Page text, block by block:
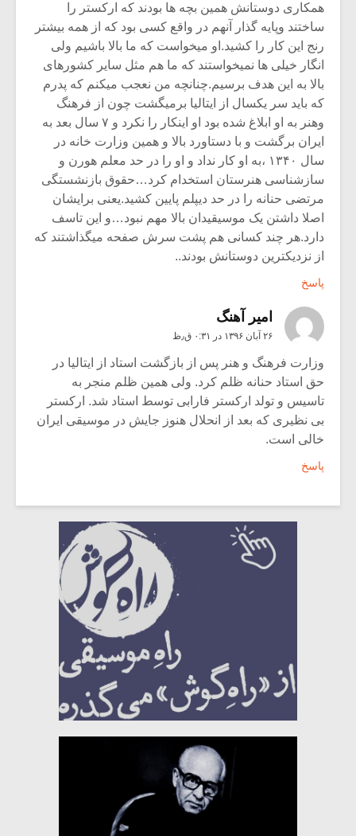
همکاری دوستانش همین بچه ها بودند که ارکستر را
ساختند وپایه گذار آنهم در واقع کسی بود که از همه بیشتر
رنج این کار را کشید.او میخواست که ما بالا باشیم ولی
انگار خیلی ها نمیخواستند که ما هم مثل سایر کشورهای
بالا به این هدف برسیم.چنانچه من نعجب میکنم که پدرم
که باید سر یکسال از ایتالیا برمیگشت چون از فرهنگ
وهنر به او ابلاغ شده بود او اینکار را نکرد و ۷ سال بعد به
ایران برگشت و با دستاورد بالا و همین وزارت خانه در
سال ۱۳۴۰ ،به او کار نداد و او را در حد معلم هورن و
سازشناسی هنرستان استخدام کرد…حقوق بازنشستگی
مرتضی حنانه را در حد دیپلم پایین کشید.یعنی برایشان
اصلا داشتن یک موسیقیدان بالا مهم نبود…و این تاسف
دارد.هر چند کسانی هم پشت سرش صفحه میگذاشتند که
از نزدیکترین دوستانش بودند..
پاسخ
امیر آهنگ
۲۶ آبان ۱۳۹۶ در ۰:۳۱ ق٫ظ
وزارت فرهنگ و هنر پس از بازگشت استاد از ایتالیا در
حق استاد حنانه ظلم کرد. ولی همین ظلم منجر به
تاسیس و تولد ارکستر فارابی توسط استاد شد. ارکستر
بی نظیری که بعد از انحلال هنوز جایش در موسیقی ایران
خالی است.
پاسخ